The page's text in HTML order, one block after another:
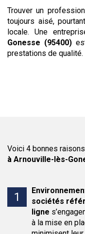
Trouver un
toujours aisé,
locale. Une
Gonesse (95400)
prestations de qualité.
Voici 4 bonnes
à Arnouville-lès-
sociétés
ligne
à la mise en